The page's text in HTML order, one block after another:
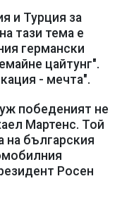
и Турция за
тази тема е
германски
цайтунг".
- мечта".
победеният не
Мартенс. Той
на българския
Росен